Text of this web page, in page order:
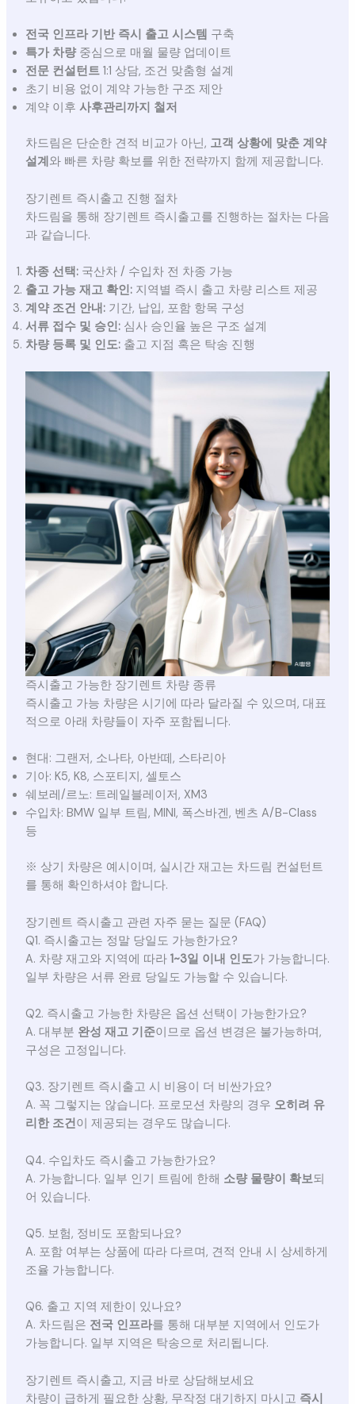
전국 인프라 기반 즉시 출고 시스템 구축
특가 차량중심으로 매월 물량 업데이트
전문 컨설턴트1:1 상담, 조건 맞춤형 설계
초기 비용 없이 계약 가능한 구조 제안
계약 이후 사후관리까지 철저
차드림은 단순한 견적 비교가 아닌, 고객 상황에 맞춘 계약
설계 와 빠른 차량 확보를 위한 전략까지 함께 제공합니다.
장기렌트 즉시출고 진행 절차
차드림을 통해 장기렌트 즉시출고를 진행하는 절차는 다음
과 같습니다.
차종 선택:국산차 / 수입차 전 차종 가능
출고 가능 재고 확인:지역별 즉시 출고 차량 리스트 제공
계약 조건 안내:기간, 납입, 포함 항목 구성
서류 접수 및 승인:심사 승인율 높은 구조 설계
차량 등록 및 인도:출고 지점 혹은 탁송 진행
즉시출고 가능한 장기렌트 차량 종류
즉시출고 가능 차량은 시기에 따라 달라질 수 있으며, 대표
적으로 아래 차량들이 자주 포함됩니다.
현대: 그랜저, 소나타, 아반떼, 스타리아
기아: K5, K8, 스포티지, 셀토스
쉐보레/르노: 트레일블레이저, XM3
수입차: BMW 일부 트림, MINI, 폭스바겐, 벤츠 A/B-Class
등
※ 상기 차량은 예시이며, 실시간 재고는 차드림 컨설턴트
를 통해 확인하셔야 합니다.
장기렌트 즉시출고 관련 자주 묻는 질문 (FAQ)
Q1. 즉시출고는 정말 당일도 가능한가요?
A. 차량 재고와 지역에 따라 1~3일 이내 인도가 가능합니다.
일부 차량은 서류 완료 당일도 가능할 수 있습니다.
Q2. 즉시출고 가능한 차량은 옵션 선택이 가능한가요?
A. 대부분 완성 재고 기준이므로 옵션 변경은 불가능하며,
구성은 고정입니다.
Q3. 장기렌트 즉시출고 시 비용이 더 비싼가요?
A. 꼭 그렇지는 않습니다. 프로모션 차량의 경우 오히려 유
리한 조건이 제공되는 경우도 많습니다.
Q4. 수입차도 즉시출고 가능한가요?
A. 가능합니다. 일부 인기 트림에 한해 소량 물량이 확보되
어 있습니다.
Q5. 보험, 정비도 포함되나요?
A. 포함 여부는 상품에 따라 다르며, 견적 안내 시 상세하게
조율 가능합니다.
Q6. 출고 지역 제한이 있나요?
A. 차드림은 전국 인프라를 통해 대부분 지역에서 인도가
가능합니다. 일부 지역은 탁송으로 처리됩니다.
장기렌트 즉시출고, 지금 바로 상담해보세요
차량이 급하게 필요한 상황, 무작정 대기하지 마시고 즉시